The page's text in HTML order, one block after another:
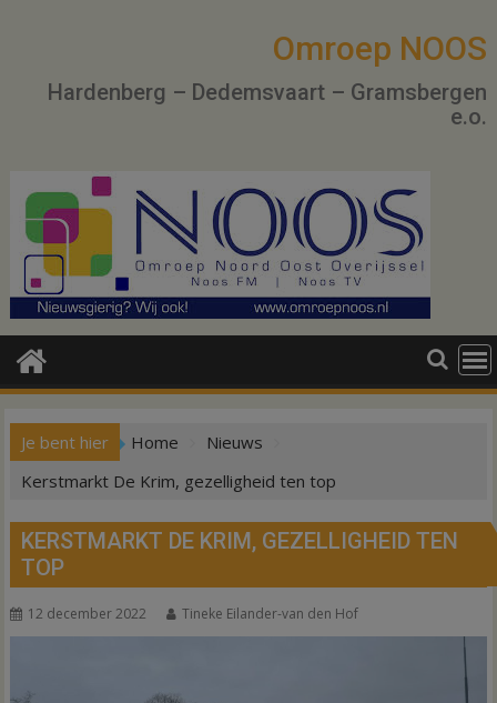
Omroep NOOS
Hardenberg – Dedemsvaart – Gramsbergen
e.o.
Je bent hier Home
Nieuws
Kerstmarkt De Krim, gezelligheid ten top
KERSTMARKT DE KRIM, GEZELLIGHEID TEN
TOP
12 december 2022 Tineke Eilander-van den Hof